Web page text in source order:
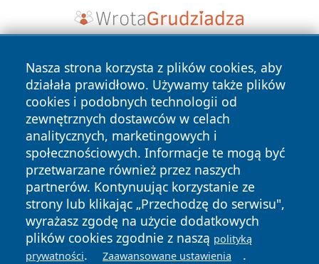
Nasza strona korzysta z plików cookies, aby
działała prawidłowo. Używamy także plików
cookies i podobnych technologii od
zewnętrznych dostawców w celach
analitycznych, marketingowych i
społecznościowych. Informacje te mogą być
przetwarzane również przez naszych
partnerów. Kontynuując korzystanie ze
strony lub klikając „Przechodzę do serwisu",
wyrażasz zgodę na użycie dodatkowych
plików cookies zgodnie z naszą polityką
prywatności. Zaawansowane ustawienia .
Copyright © 2026 ostrolecki24.pl Wszystkie prawa
zastrzeżone.
News Autorzy
Polityka
Prywatności
Polityka
Cookies